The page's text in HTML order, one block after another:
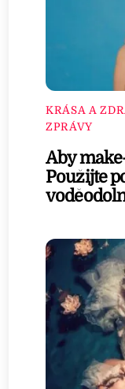
KRÁSA A
ZPRÁVY
Aby
Použijte